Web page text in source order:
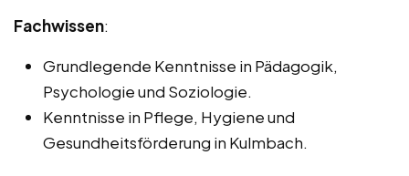
Fachwissen:
Grundlegende Kenntnisse in Pädagogik,
Psychologie und Soziologie.
Kenntnisse in Pflege, Hygiene und
Gesundheitsförderung in Kulmbach.